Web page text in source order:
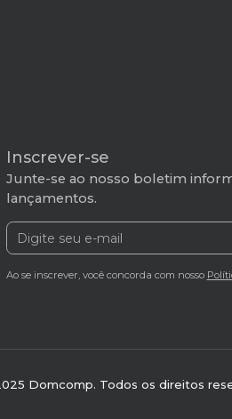
Inscrever-se
Junte-se ao nosso boletim
lançamentos.
Ao se inscrever, você concorda com nosso
Domcomp. Todos os direitos